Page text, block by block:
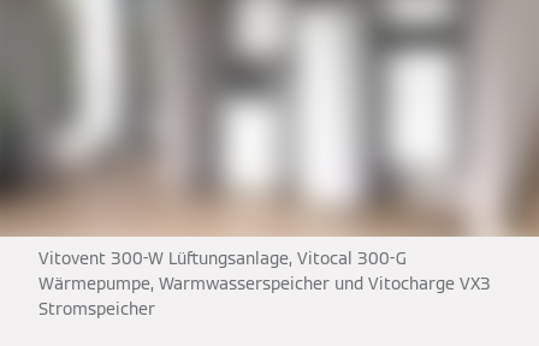
Vitovent 300-W Lüftungsanlage, Vitocal 300-G
Wärmepumpe, Warmwasserspeicher und Vitocharge VX3
Stromspeicher